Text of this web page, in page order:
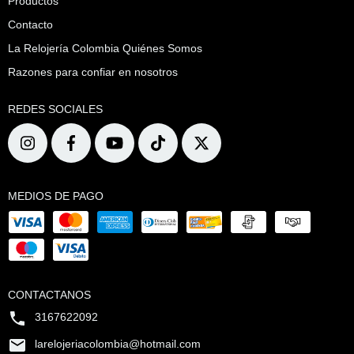
Contacto
La Relojería Colombia Quiénes Somos
Razones para confiar en nosotros
REDES SOCIALES
MEDIOS DE PAGO
CONTACTANOS
3167622092
larelojeriacolombia@hotmail.com